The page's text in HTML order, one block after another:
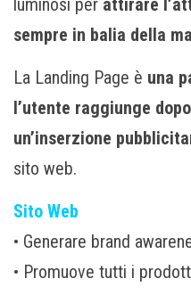
luminosi per attirare
sempre in balia della
La Landing Page è una
l’utente raggiunge
un’inserzione
sito web.
Sito Web
• Generare brand
• Promuove tutti i